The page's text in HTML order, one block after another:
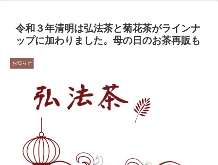
令和３年清明は弘法茶と菊花茶がラインナ
ップに加わりました。母の日のお茶再販も
お知らせ